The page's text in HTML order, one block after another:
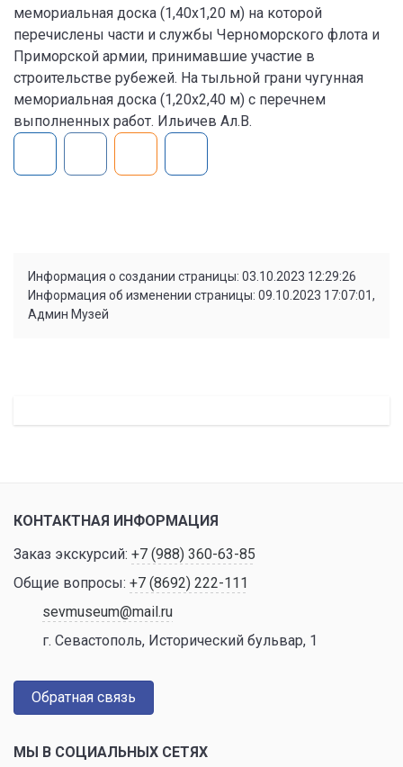
Информация о создании страницы: 03.10.2023 12:29:26
Информация об изменении страницы: 09.10.2023 17:07:01,
Админ Музей
КОНТАКТНАЯ ИНФОРМАЦИЯ
Заказ экскурсий: +7 (988) 360-63-85
Общие вопросы: +7 (8692) 222-111
sevmuseum@mail.ru
г. Севастополь, Исторический бульвар, 1
Обратная связь
МЫ В СОЦИАЛЬНЫХ СЕТЯХ